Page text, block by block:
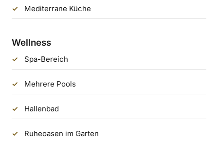
Mediterrane Küche
Wellness
Spa-Bereich
Mehrere Pools
Hallenbad
Ruheoasen im Garten